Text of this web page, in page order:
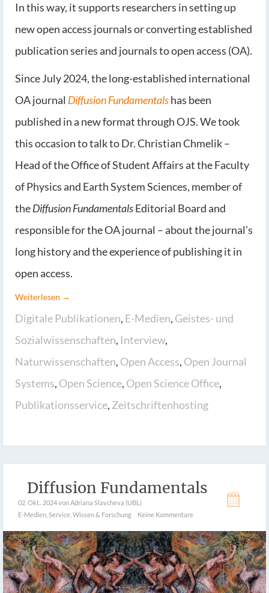
In this way, it supports researchers in setting up
new open access journals or converting established
publication series and journals to open access (OA).
Since July 2024, the long-established international
OA journal Diffusion Fundamentalshas been
published in a new format through OJS. We took
this occasion to talk to Dr. Christian Chmelik –
Head of the Office of Student Affairs at the Faculty
of Physics and Earth System Sciences, member of
theDiffusion FundamentalsEditorial Board and
responsible for the OA journal – about the journal’s
long history and the experience of publishing it in
open access.
Weiterlesen →
Digitale Publikationen, E-Medien, Geistes- und
Sozialwissenschaften, Interview,
Naturwissenschaften, Open Access, Open Journal
Systems, Open Science, Open Science Office,
Publikationsservice, Zeitschriftenhosting
Diffusion Fundamentals
02. Okt.. 2024von Adriana Slavcheva (UBL)
E-Medien Service Wissen & Forschung Keine Kommentare